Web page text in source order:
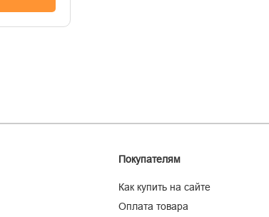
Покупателям
Как купить на сайте
Оплата товара